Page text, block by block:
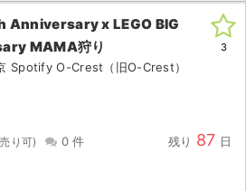
）
）
Anniversary x LEGO BIG
MAMA狩り
Spotify O-Crest（旧O-Crest）
0 件 残り 87 日
3